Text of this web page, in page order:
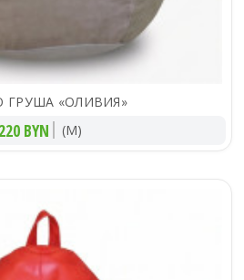
ГРУША «ОЛИВИЯ»
220 BYN (M)